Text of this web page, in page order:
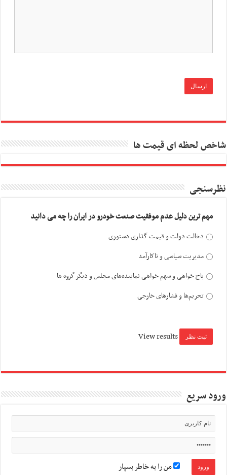
شاخص لحظه ای قیمت ها
نظرسنجی
مهم ترین دلیل عدم موفقیت صنعت خودرو در ایران را چه می دانید
دخالت دولت و قیمت گذاری دستوری
مدیریت سیاسی و ناکارآمد
باج خواهی و سهم خواهی نماینده‌های مجلس و دیگر گروه ها
تحریم‌ها و فشارهای خارجی
View results
ورود سریع
من را به خاطر بسپار